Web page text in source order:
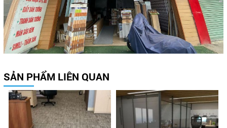
SẢN PHẨM LIÊN QUAN